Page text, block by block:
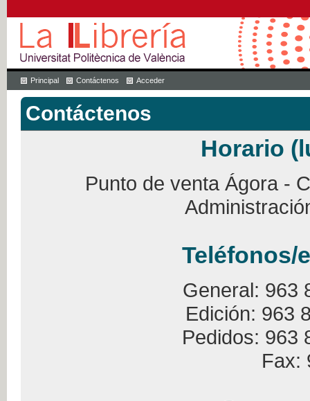
Principal Contáctenos Acceder
Contáctenos
Horario
Punto de venta Ágora -
Teléfonos/
General: 963
Edición: 963
Pedidos: 963
Fax: